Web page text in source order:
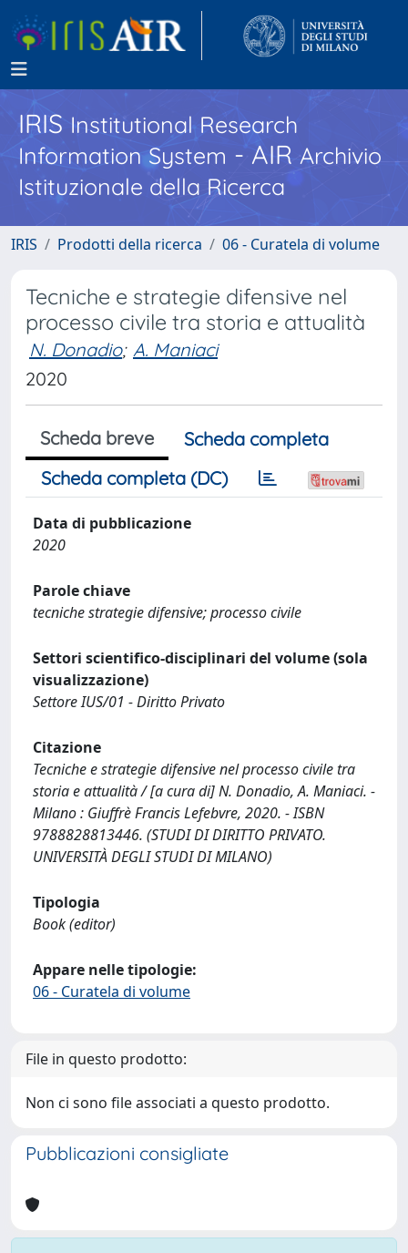
IRISInstitutional Research
Information System - AIR Archivio
Istituzionale della Ricerca
IRIS Prodotti della ricerca 06 - Curatela di volume
Tecniche e strategie difensive nel
processo civile tra storia e attualità
N. Donadio; A. Maniaci
2020
Scheda breve
Scheda completa
Scheda completa (DC)
Data di pubblicazione
2020
Parole chiave
tecniche strategie difensive; processo civile
Settori scientifico-disciplinari del volume (sola
visualizzazione)
Settore IUS/01 - Diritto Privato
Citazione
Tecniche e strategie difensive nel processo civile tra
storia e attualità / [a cura di] N. Donadio, A. Maniaci. -
Milano : Giuffrè Francis Lefebvre, 2020. - ISBN
9788828813446. (STUDI DI DIRITTO PRIVATO.
UNIVERSITÀ DEGLI STUDI DI MILANO)
Tipologia
Book (editor)
Appare nelle tipologie:
06 - Curatela di volume
File in questo prodotto:
Non ci sono file associati a questo prodotto.
Pubblicazioni consigliate